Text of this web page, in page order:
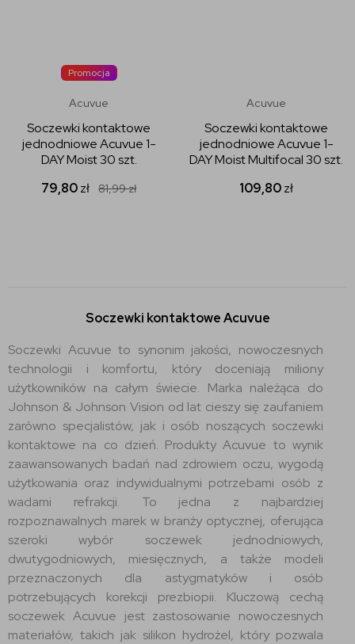
Promocja
Acuvue
Soczewki kontaktowe
jednodniowe Acuvue 1-
DAY Moist 30 szt.
79,80zł 81,99zł
Acuvue
Soczewki kontaktowe
jednodniowe Acuvue 1-
DAY Moist Multifocal 30 szt.
109,80zł
Soczewki kontaktowe Acuvue
Soczewki Acuvue to synonim jakości, nowoczesnych
technologii i komfortu, który doceniają miliony
użytkowników na całym świecie. Marka należąca do
Johnson & Johnson Vision od lat cieszy się zaufaniem
zarówno specjalistów, jak i osób noszących soczewki
kontaktowe na co dzień. Produkty Acuvue to wynik
zaawansowanych badań nad zdrowiem oczu, wygodą
użytkowania oraz indywidualnymi potrzebami osób z
wadami refrakcji. To jedna z najbardziej
rozpoznawalnych marek w branży optycznej, oferująca
szeroki wybór soczewek jednodniowych,
dwutygodniowych, miesięcznych, a także modeli
przeznaczonych dla astygmatyków i osób
potrzebujących korekcji prezbiopii. Kluczową cechą
soczewek Acuvue jest zastosowanie nowoczesnych
materiałów, takich jak silikon hydrożel, który pozwala